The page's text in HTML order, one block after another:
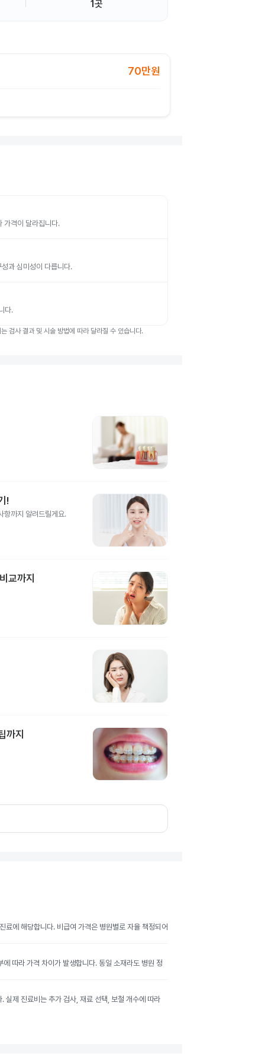
1곳
70만원
가격이 달라집니다.
과 심미성이 다릅니다.
다.
검사 결과 및 시술 방법에 따라 달라질 수 있습니다.
!
항까지 알려드릴게요.
교까지
까지
에 해당합니다. 비급여 가격은 병원별로 자율 책정되어
따라 가격 차이가 발생합니다. 동일 소재라도 병원 정
실제 진료비는 추가 검사, 재료 선택, 보철 개수에 따라